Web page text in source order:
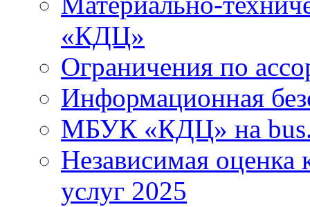
«КДЦ»
Ограничения по
Информационная
МБУК «КДЦ» на
Независимая оценка
услуг 2025